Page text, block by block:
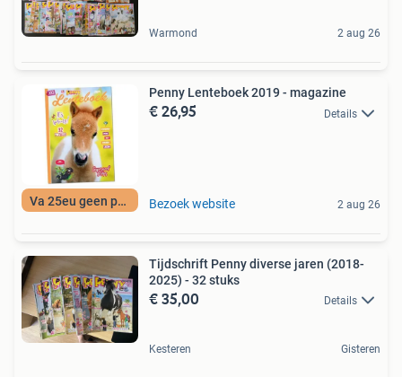
Warmond 2 aug 26
Va 25eu geen porto
Penny Lenteboek 2019 - magazine
€ 26,95 Details
Bezoek website 2 aug 26
Tijdschrift Penny diverse jaren (2018-
2025) - 32 stuks
€ 35,00 Details
Kesteren Gisteren